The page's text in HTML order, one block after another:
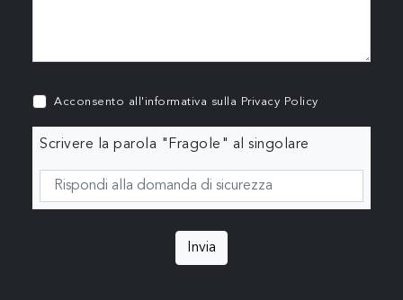
Acconsento all'informativa sulla Privacy Policy
Scrivere la parola "Fragole" al singolare
Invia